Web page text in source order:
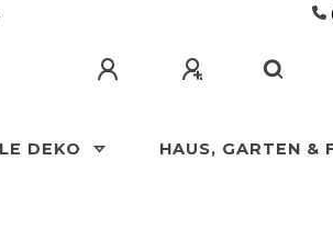
DEKO HAUS, GARTEN &